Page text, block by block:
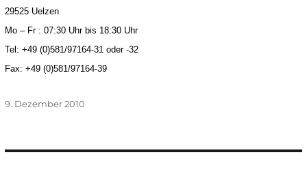
29525 Uelzen
Mo – Fr : 07:30 Uhr bis 18:30 Uhr
Tel: +49 (0)581/97164-31 oder -32
Fax: +49 (0)581/97164-39
Veröffentlicht
9. Dezember 2010